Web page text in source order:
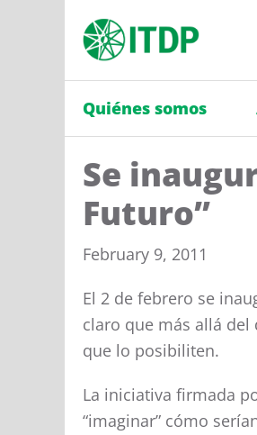
Quiénes somos
Se
Futuro”
February 9, 2011
El 2 de febrero se
claro que más allá del
que lo posibiliten.
La iniciativa firmada
“imaginar” cómo